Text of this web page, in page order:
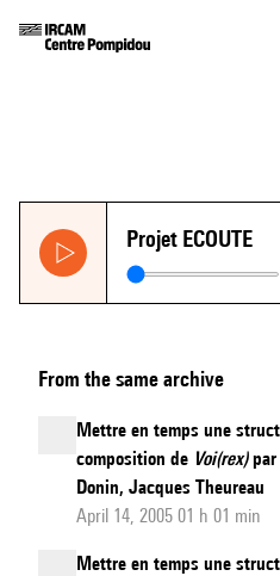
Projet ECOUTE
From the same archive
Mettre en temps une
composition de Voi(rex)par
Donin, Jacques Theureau
April 14, 2005 01 h 01 min
Mettre en temps une